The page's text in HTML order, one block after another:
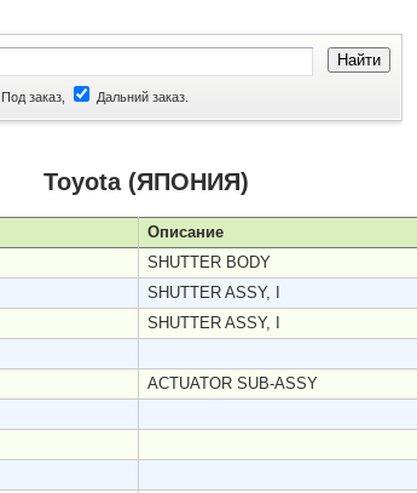
Под заказ, Дальний заказ.
Toyota (ЯПОНИЯ)
Описание
SHUTTER BODY
SHUTTER ASSY, I
SHUTTER ASSY, I
ACTUATOR SUB-ASSY